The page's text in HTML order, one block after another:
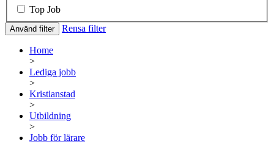
Top Job
Använd filter Rensa filter
Home
>
Lediga jobb
>
Kristianstad
>
Utbildning
>
Jobb för lärare